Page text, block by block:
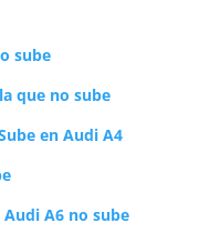
sube
que no sube
en Audi A4
A6 no sube